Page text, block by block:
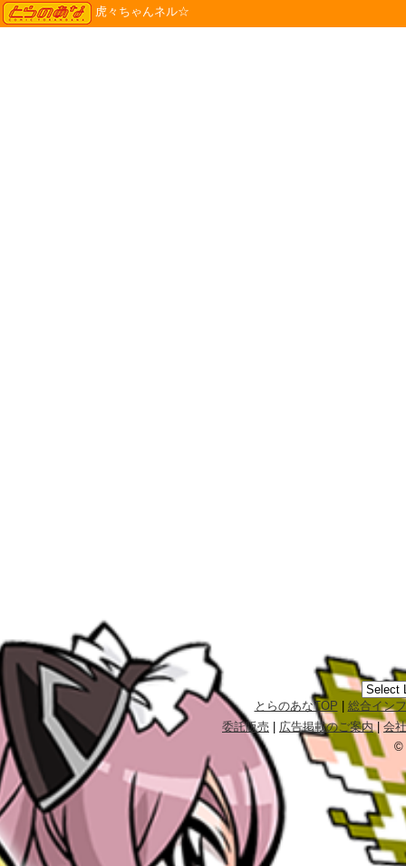
TORANOANA
虎々ちゃんネル☆
とらのあなTOP
総合イン
委託販売
広告掲載のご案内|会
©